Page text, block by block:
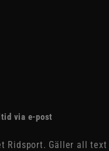
via e-post
Ridsport. Gäller all text